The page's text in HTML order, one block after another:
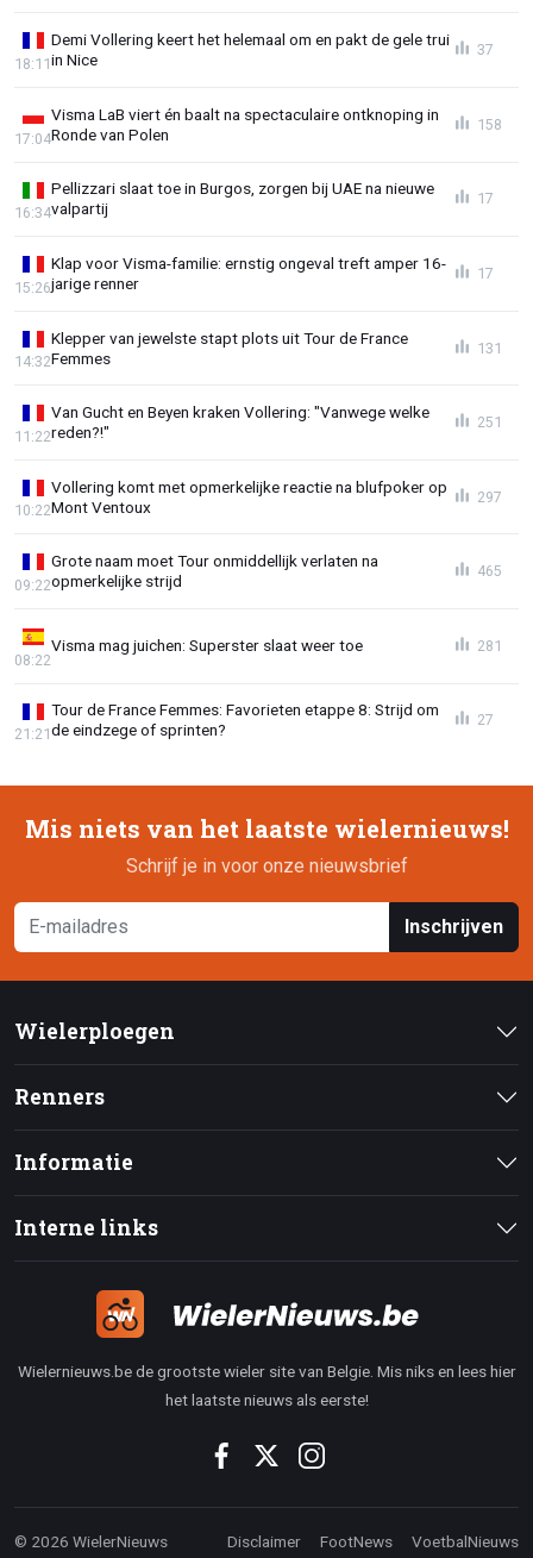
Demi Vollering keert het helemaal om en pakt de gele trui
in Nice
18:11
37
Visma LaB viert én baalt na spectaculaire ontknoping in
Ronde van Polen
17:04
158
Pellizzari slaat toe in Burgos, zorgen bij UAE na nieuwe
valpartij
16:34
17
Klap voor Visma-familie: ernstig ongeval treft amper 16-
jarige renner
15:26
17
Klepper van jewelste stapt plots uit Tour de France
Femmes
14:32
131
Van Gucht en Beyen kraken Vollering: "Vanwege welke
reden?!"
11:22
251
Vollering komt met opmerkelijke reactie na blufpoker op
Mont Ventoux
10:22
297
Grote naam moet Tour onmiddellijk verlaten na
opmerkelijke strijd
09:22
465
Visma mag juichen: Superster slaat weer toe
08:22
281
Tour de France Femmes: Favorieten etappe 8: Strijd om
de eindzege of sprinten?
21:21
27
Mis niets van het laatste wielernieuws!
Schrijf je in voor onze nieuwsbrief
Inschrijven
Wielerploegen
Renners
Informatie
Interne links
Wielernieuws.be de grootste wieler site van Belgie. Mis niks en lees hier
het laatste nieuws als eerste!
© 2026 WielerNieuws Disclaimer FootNews VoetbalNieuws